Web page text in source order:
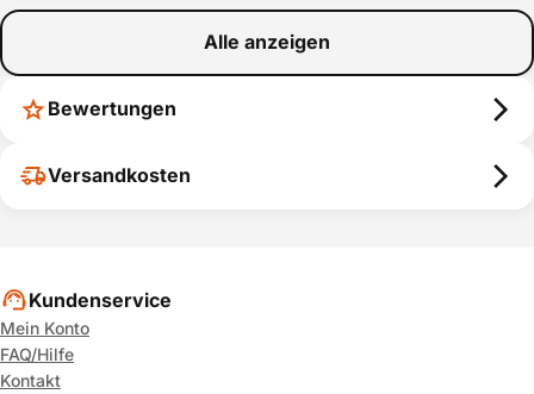
Alle anzeigen
Bewertungen
Versandkosten
Kundenservice
Mein Konto
FAQ/Hilfe
Kontakt